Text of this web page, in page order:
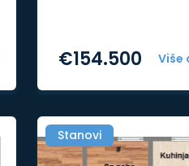
Više
€154.500
Stanovi